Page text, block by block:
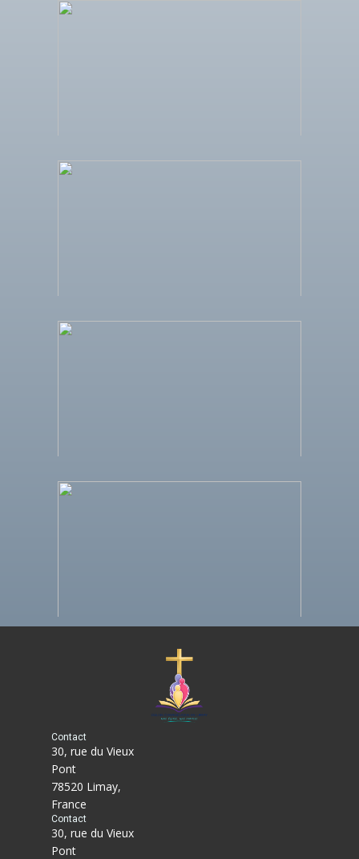
Contact
30, rue du Vieux
Pont
78520 Limay,
France
Contact
30, rue du Vieux
Pont